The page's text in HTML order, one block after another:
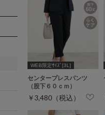
WEB限定ｻｲｽﾞ[3L]
センタープレスパンツ
（股下６０ｃｍ）
￥3,480（税込）